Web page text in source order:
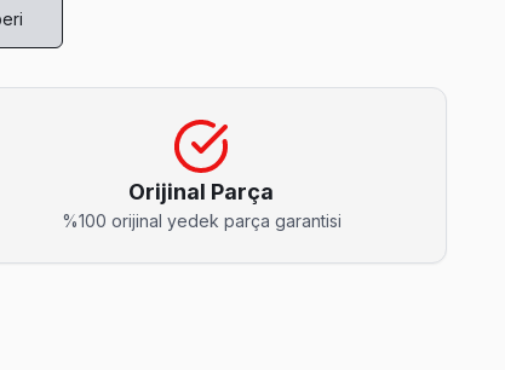
deneyimli ekibi.
tespiti ücretsiz.
Orijinal Parça
%100 orijinal yedek parça garantisi